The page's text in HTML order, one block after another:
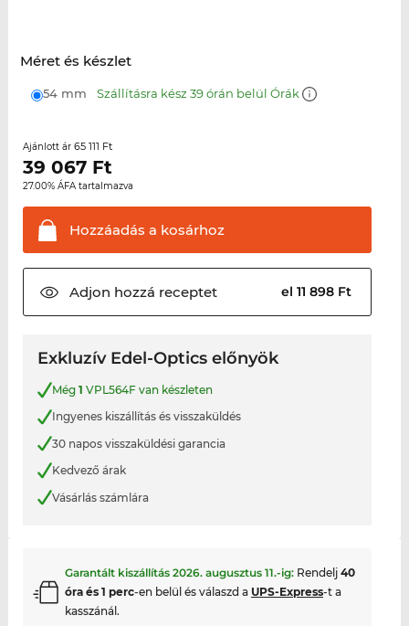
Méret és készlet
54 mm Szállításra kész 39 órán belül Órák
Ajánlott ár 65 111 Ft
39 067Ft
27.00% ÁFA tartalmazva
Hozzáadás a kosárhoz
Adjon hozzá receptet el 11 898 Ft
Exkluzív Edel-Optics előnyök
Még 1 VPL564F van készleten
Ingyenes kiszállítás és visszaküldés
30 napos visszaküldési garancia
Kedvező árak
Vásárlás számlára
Garantált kiszállítás 2026. augusztus 11.-ig: Rendelj 40
óra és 1 perc-en belül és válaszd a UPS-Express-t a
kasszánál.